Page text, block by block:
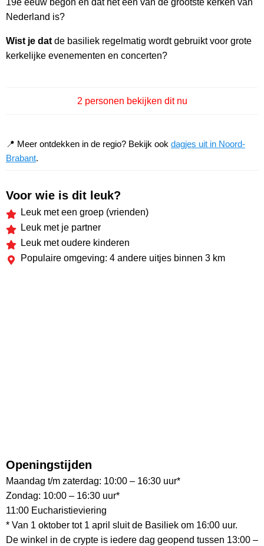
19e eeuw begon en dat het een van de grootste kerken van
Nederland is?
Wist je dat de basiliek regelmatig wordt gebruikt voor grote
kerkelijke evenementen en concerten?
2 personen bekijken dit nu
📍 Meer ontdekken in de regio? Bekijk ook dagjes uit in Noord-
Brabant.
Voor wie is dit leuk?
Leuk met een groep (vrienden)
Leuk met je partner
Leuk met oudere kinderen
Populaire omgeving: 4 andere uitjes binnen 3 km
Openingstijden
Maandag t/m zaterdag: 10:00 – 16:30 uur*
Zondag: 10:00 – 16:30 uur*
11:00 Eucharistieviering
* Van 1 oktober tot 1 april sluit de Basiliek om 16:00 uur.
De winkel in de crypte is iedere dag geopend tussen 13:00 –